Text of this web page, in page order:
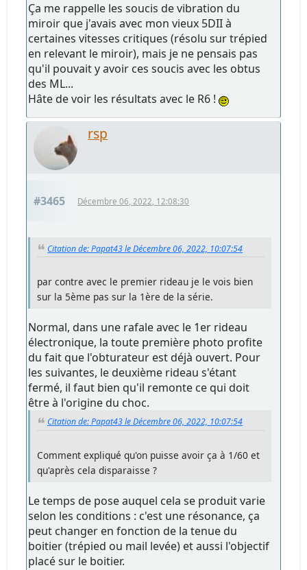
Ça me rappelle les soucis de vibration du
miroir que j'avais avec mon vieux 5DII à
certaines vitesses critiques (résolu sur trépied
en relevant le miroir), mais je ne pensais pas
qu'il pouvait y avoir ces soucis avec les obtus
des ML...
Hâte de voir les résultats avec le R6 !
rsp
#3465 Décembre 06, 2022, 12:08:30
Citation de: Papat43 le Décembre 06, 2022, 10:07:54
par contre avec le premier rideau je le vois bien
sur la 5ème pas sur la 1ère de la série.
Normal, dans une rafale avec le 1er rideau
électronique, la toute première photo profite
du fait que l'obturateur est déjà ouvert. Pour
les suivantes, le deuxième rideau s'étant
fermé, il faut bien qu'il remonte ce qui doit
être à l'origine du choc.
Citation de: Papat43 le Décembre 06, 2022, 10:07:54
Comment expliqué qu'on puisse avoir ça à 1/60 et
qu'après cela disparaisse ?
Le temps de pose auquel cela se produit varie
selon les conditions : c'est une résonance, ça
peut changer en fonction de la tenue du
boitier (trépied ou mail levée) et aussi l'objectif
placé sur le boitier.